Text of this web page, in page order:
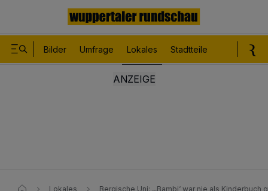
Bilder Umfrage Lokales Stadtteile
Lokales Bergische Uni: „,Bambi‘ war nie als Kinderbuch